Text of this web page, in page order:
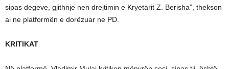
sipas degeve, gjithnje nen drejtimin e Kryetarit Z. Berisha”, thekson
ai ne platformën e dorëzuar ne PD.
KRITIKAT